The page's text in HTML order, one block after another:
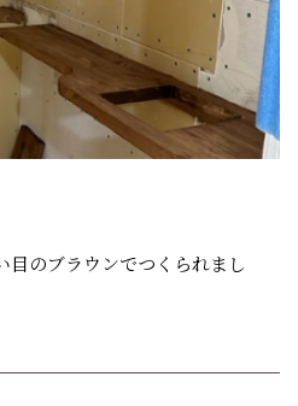
のブラウンでつくられまし